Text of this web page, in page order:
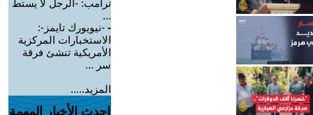
ترامب: -الرجل لا يستط
...
- -نيويورك تايمز-:
الاستخبارات المركزية
الأمريكية تنشئ فرقة
سر ...
المزيد.....
احدث الأخبار المهمة